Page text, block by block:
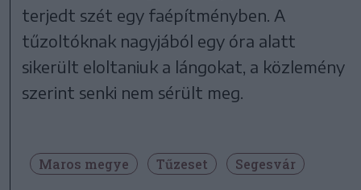
terjedt szét egy faépítményben. A
tűzoltóknak nagyjából egy óra alatt
sikerült eloltaniuk a lángokat, a közlemény
szerint senki nem sérült meg.
Maros megye Tűzeset Segesvár